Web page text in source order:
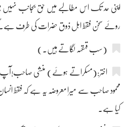
اپنی حد تک اس مطالبے میں حق بجانب نہیں
روئے سخن فقط اہل ذوق حضرات کی طرف ہے۔
(سب قہقہہ لگاتے ہیں۔)
اختر:(مسکراتے ہوئے) منشی صاحب!آپ
محمود صاحب سے میرا معروضہ یہ ہے کہ فقط
کیا ہے۔